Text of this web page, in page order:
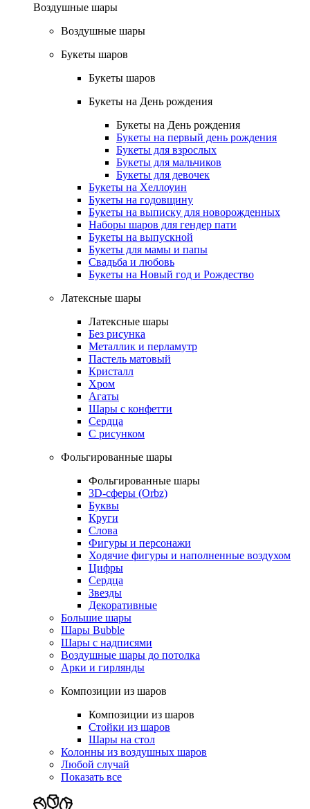
Воздушные шары
Воздушные шары
Букеты шаров
Букеты шаров
Букеты на День рождения
Букеты на День рождения
Букеты на первый день рождения
Букеты для взрослых
Букеты для мальчиков
Букеты для девочек
Букеты на Хеллоуин
Букеты на годовщину
Букеты на выписку для новорожденных
Наборы шаров для гендер пати
Букеты на выпускной
Букеты для мамы и папы
Свадьба и любовь
Букеты на Новый год и Рождество
Латексные шары
Латексные шары
Без рисунка
Металлик и перламутр
Пастель матовый
Кристалл
Хром
Агаты
Шары с конфетти
Сердца
С рисунком
Фольгированные шары
Фольгированные шары
3D-сферы (Orbz)
Буквы
Круги
Слова
Фигуры и персонажи
Ходячие фигуры и наполненные воздухом
Цифры
Сердца
Звезды
Декоративные
Большие шары
Шары Bubble
Шары с надписями
Воздушные шары до потолка
Арки и гирлянды
Композиции из шаров
Композиции из шаров
Стойки из шаров
Шары на стол
Колонны из воздушных шаров
Любой случай
Показать все